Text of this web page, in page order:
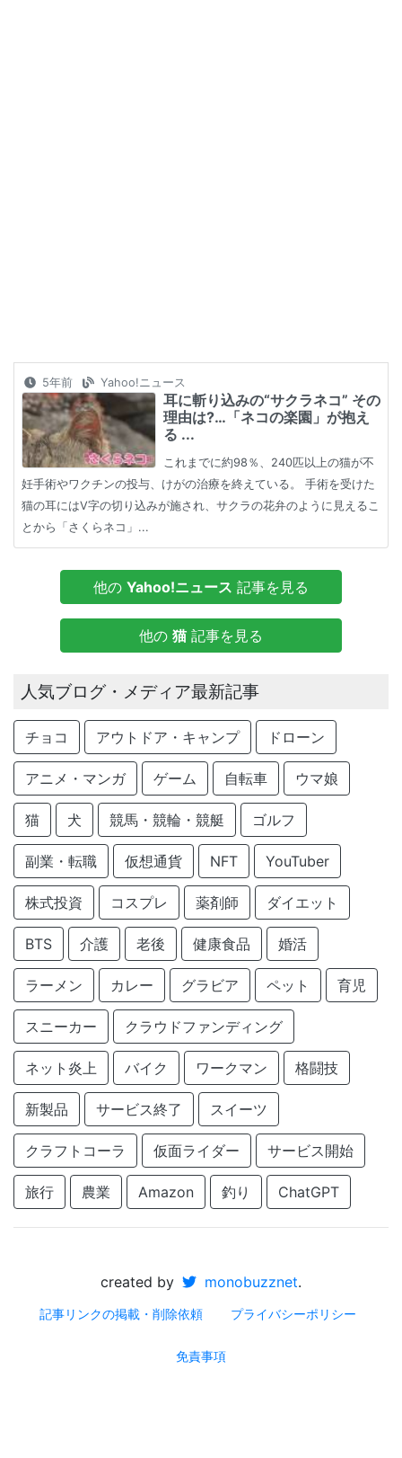
5年前 Yahoo!ニュース
耳に斬り込みの“サクラネコ” その
理由は?…「ネコの楽園」が抱え
る ...
これまでに約98％、240匹以上の猫が不
妊手術やワクチンの投与、けがの治療を終えている。 手術を受けた
猫の耳にはV字の切り込みが施され、サクラの花弁のように見えるこ
とから「さくらネコ」...
他の Yahoo!ニュース 記事を見る
他の 猫記事を見る
人気ブログ・メディア最新記事
チョコ アウトドア・キャンプ ドローン
アニメ・マンガ ゲーム 自転車 ウマ娘
猫 犬 競馬・競輪・競艇 ゴルフ
副業・転職 仮想通貨 NFT YouTuber
株式投資 コスプレ 薬剤師 ダイエット
BTS 介護 老後 健康食品 婚活
ラーメン カレー グラビア ペット 育児
スニーカー クラウドファンディング
ネット炎上 バイク ワークマン 格闘技
新製品 サービス終了 スイーツ
クラフトコーラ 仮面ライダー サービス開始
旅行 農業 Amazon 釣り ChatGPT
created by monobuzznet.
記事リンクの掲載・削除依頼 プライバシーポリシー
免責事項